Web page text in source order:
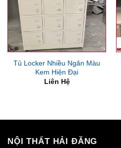
Tủ Locker Nhiều Ngăn Màu
Kem Hiện Đại
Liên Hệ
NỘI THẤT HẢI ĐĂNG